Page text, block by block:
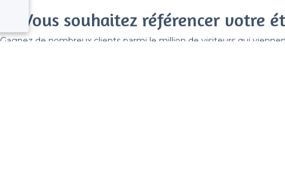
Vous souhaitez référencer votre
Gagnez de nombreux clients parmi le million de visiteurs qui